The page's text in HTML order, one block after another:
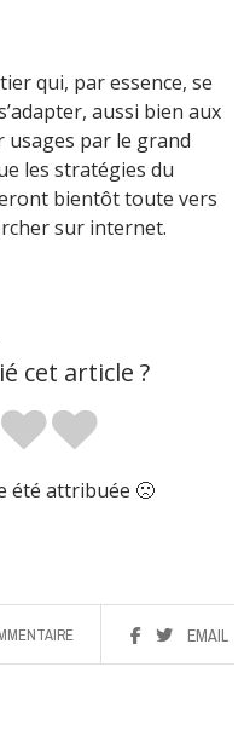
qui, par essence, se
aussi bien aux
usages par le grand
les stratégies du
bientôt toute vers
sur internet.
cet article ?
été attribuée 🙁
EMAIL